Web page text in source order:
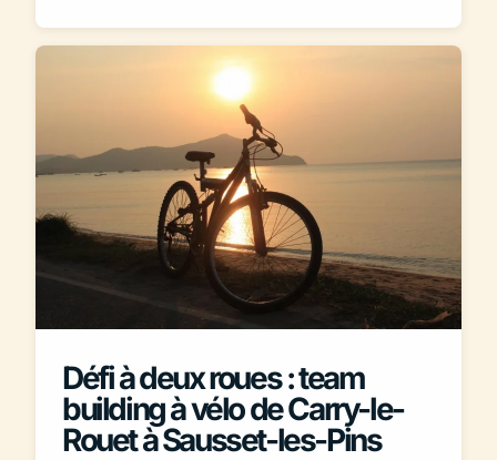
Défi à deux roues : team
building à vélo de Carry-le-
Rouet à Sausset-les-Pins